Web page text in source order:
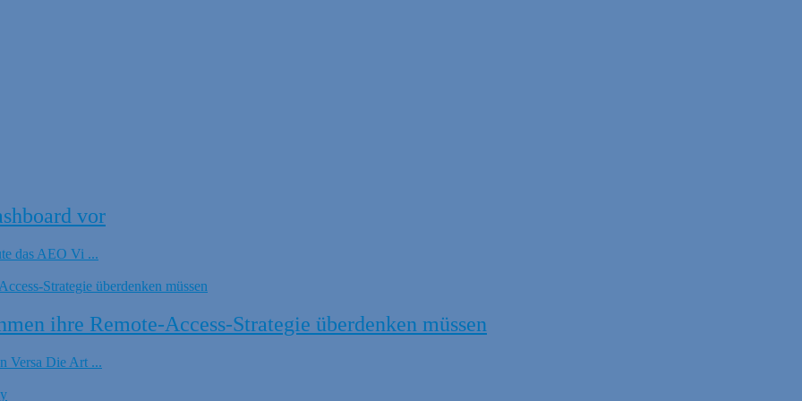
vor
das AEO Vi ...
ihre Remote-Access-Strategie überdenken müssen
Versa Die Art ...